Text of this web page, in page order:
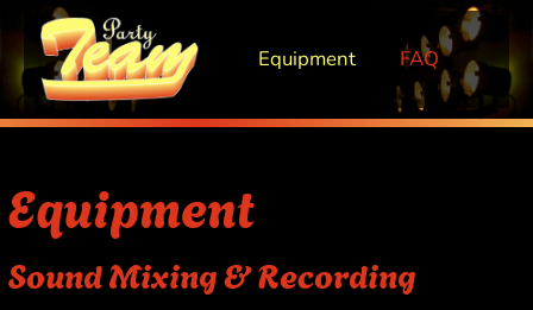
Equipment FAQ
Equipment
Sound Mixing & Recording